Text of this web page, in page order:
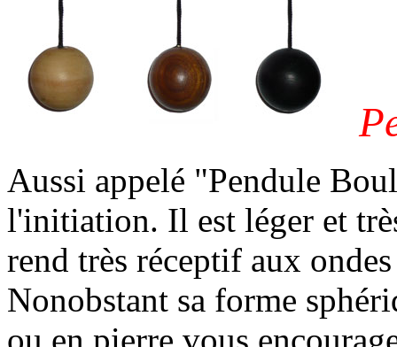
Aussi appelé "Pendule
l'initiation. Il est léger et
rend très réceptif aux
Nonobstant sa forme